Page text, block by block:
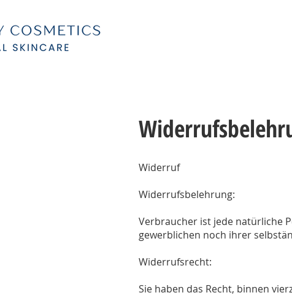
Widerruf
Widerrufsbelehrung:
Verbraucher ist jede natürliche
gewerblichen noch ihrer
Widerrufsrecht:
Sie haben das Recht, binnen